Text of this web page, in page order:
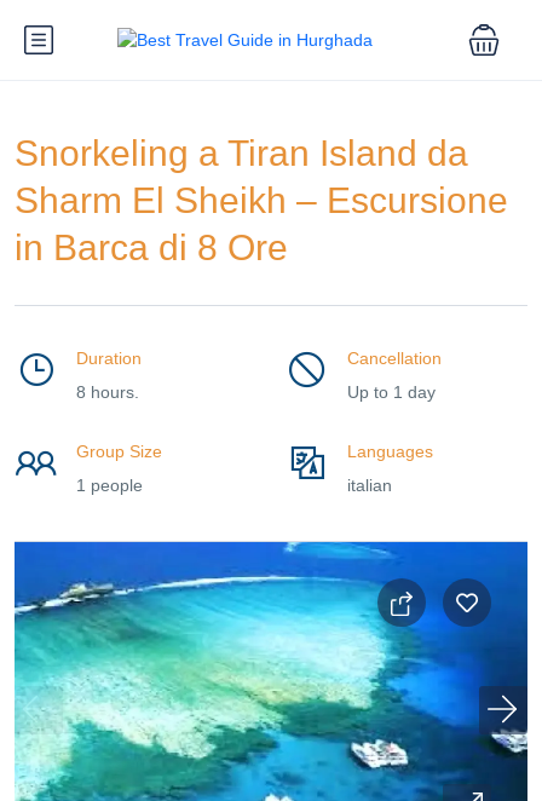
Snorkeling a Tiran Island da
Sharm El Sheikh – Escursione
in Barca di 8 Ore
Duration
8 hours.
Cancellation
Up to 1 day
Group Size
1 people
Languages
italian